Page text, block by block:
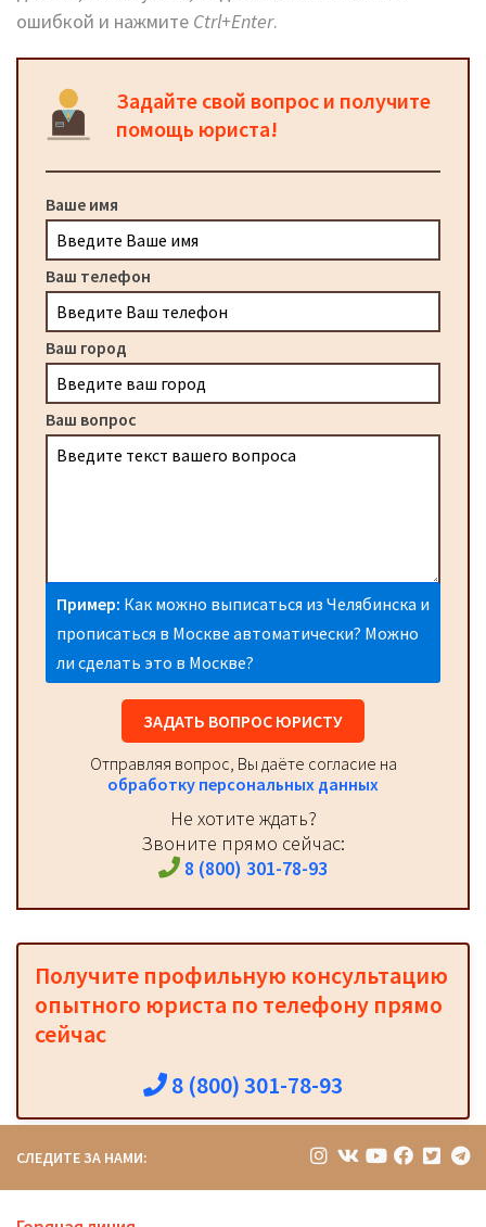
ошибкой и нажмите Ctrl+Enter.
Задайте свой вопрос и получите
помощь юриста!
Ваше имя
Ваш телефон
Ваш город
Ваш вопрос
Пример: Как можно выписаться из Челябинска и
прописаться в Москве автоматически? Можно
ли сделать это в Москве?
ЗАДАТЬ ВОПРОС ЮРИСТУ
Отправляя вопрос, Вы даёте согласие на
обработку персональных данных
Не хотите ждать?
Звоните прямо сейчас:
8 (800) 301-78-93
Получите профильную консультацию
опытного юриста по телефону прямо
сейчас
8 (800) 301-78-93
СЛЕДИТЕ ЗА НАМИ: